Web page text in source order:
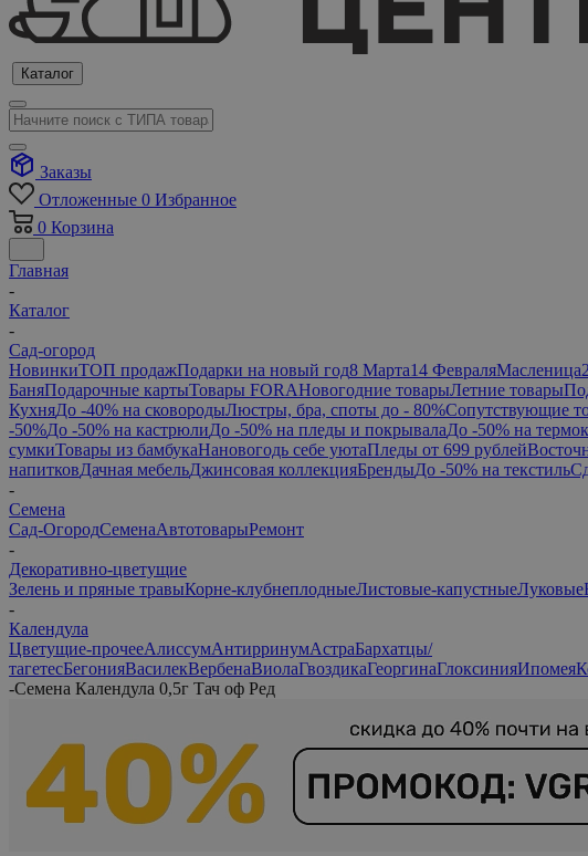
Каталог
Заказы
Отложенные 0 Избранное
0 Корзина
Главная
-
Каталог
-
Сад-огород
НовинкиТОП продажПодарки на новый год8 Марта14 ФевраляМасленица
БаняПодарочные картыТовары FORAНовогодние товарыЛетние товары
КухняДо -40% на сковородыЛюстры, бра, споты до - 80%Сопутствующие
-50%До -50% на кастрюлиДо -50% на пледы и покрывалаДо -50% на
сумкиТовары из бамбукаНановогодь себе уютаПледы от 699 рублей
напитковДачная мебельДжинсовая коллекцияБрендыДо -50% на текстиль
-
Семена
Сад-ОгородСеменаАвтотоварыРемонт
-
Декоративно-цветущие
Зелень и пряные травыКорне-клубнеплодныеЛистовые-капустныеЛуковые
-
Календула
Цветущие-прочееАлиссумАнтирринумАстраБархатцы/
тагетесБегонияВасилекВербенаВиолаГвоздикаГеоргинаГлоксинияИпомея
-Семена Календула 0,5г Тач оф Ред